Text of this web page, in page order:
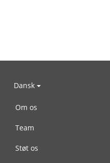
Dansk
Om os
Team
Støt os